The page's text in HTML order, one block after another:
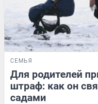
СЕМЬЯ
Для родителей
штраф: как он
садами